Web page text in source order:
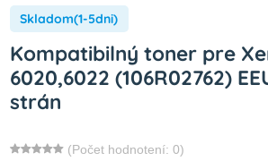
Skladom(1-5dni)
Kompatibilný toner pre
6020,6022 (106R02762)
strán
(Počet hodnotení: 0)